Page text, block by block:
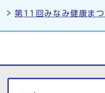
第11回みなみ健康ま
生活情報を探す